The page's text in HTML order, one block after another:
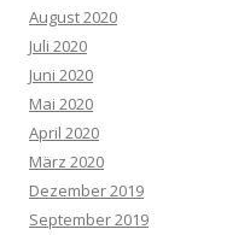
August 2020
Juli 2020
Juni 2020
Mai 2020
April 2020
März 2020
Dezember 2019
September 2019